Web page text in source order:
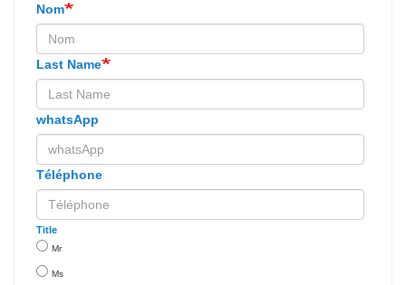
Nom
Last Name
whatsApp
Téléphone
Title
Mr
Ms